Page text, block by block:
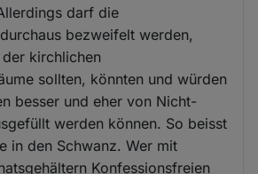
darf die
bezweifelt werden,
kirchlichen
sollten, könnten und würden
besser und eher von Nicht-
werden können. So beisst
in den Schwanz. Wer mit
Konfessionsfreien